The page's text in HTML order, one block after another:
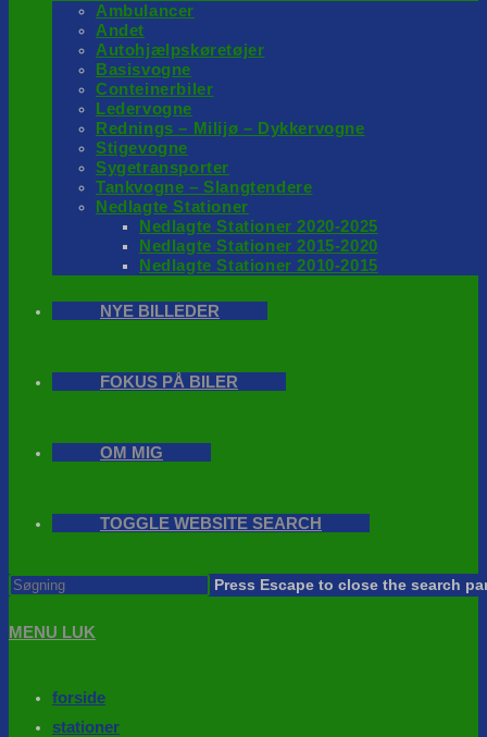
Ambulancer
Andet
Autohjælpskøretøjer
Basisvogne
Conteinerbiler
Ledervogne
Rednings – Milijø – Dykkervogne
Stigevogne
Sygetransporter
Tankvogne – Slangtendere
Nedlagte Stationer
Nedlagte Stationer 2020-2025
Nedlagte Stationer 2015-2020
Nedlagte Stationer 2010-2015
NYE BILLEDER
FOKUS PÅ BILER
OM MIG
TOGGLE WEBSITE SEARCH
Press Escape to close the search
MENU LUK
forside
stationer